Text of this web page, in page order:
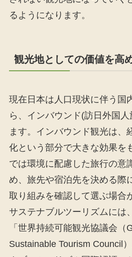
るようになります。
観光地としての価値を高
現在日本は人口現状に伴う国
ら、インバウンド(訪日外国
ます。インバウンド観光は、
化という部分で大きな効果を
では環境に配慮した旅行の意
め、旅先や宿泊先を決める際
取り組みを確認して選ぶ場合
サステナブルツーリズムには
「世界持続可能観光協議会（
Sustainable Tourism Council